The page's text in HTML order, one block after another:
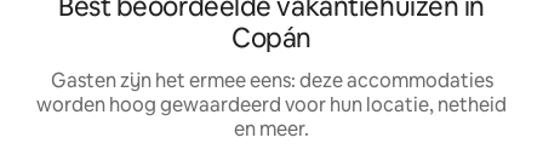
Copán
Gasten zijn het ermee eens: deze accommodaties
worden hoog gewaardeerd voor hun locatie, netheid
en meer.